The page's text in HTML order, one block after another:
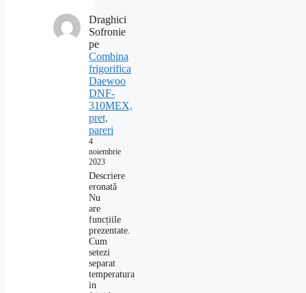
Draghici
Sofronie
pe
Combina
frigorifica
Daewoo
DNF-
310MEX,
pret,
pareri
4
noiembrie
2023
Descriere
eronată
Nu
are
funcțiile
prezentate.
Cum
setezi
separat
temperatura
in